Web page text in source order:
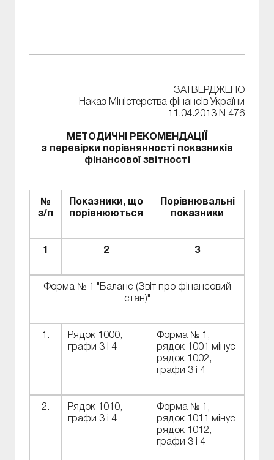
ЗАТВЕРДЖЕНО
Наказ Міністерства фінансів України
11.04.2013 N 476
МЕТОДИЧНІ РЕКОМЕНДАЦІЇ
з перевірки порівнянності показників
фінансової звітності
№
з/п
Показники, що
порівнюються
Порівнювальні
показники
1 2 3
Форма № 1 "Баланс (Звіт про фінансовий
стан)"
1.
Рядок 1000,
графи 3 і 4
Форма № 1,
рядок 1001 мінус
рядок 1002,
графи 3 і 4
2.
Рядок 1010,
графи 3 і 4
Форма № 1,
рядок 1011 мінус
рядок 1012,
графи 3 і 4